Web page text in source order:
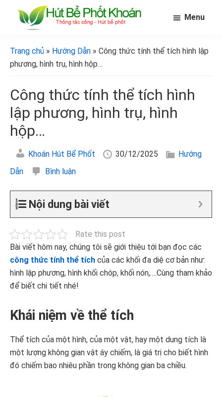
phốt
khoán]
bể
phốt
Menu
Trang chủ » Hướng Dẫn » Công thức tính thể tích hình lập
phương, hình trụ, hình hộp…
Công thức tính thể tích hình
lập phương, hình trụ, hình
hộp…
Khoán Hút Bể Phốt 30/12/2025
Hướng
Dẫn
Bình luận
Nội dung bài viết
Rate this post
Bài viết hôm nay, chúng tôi sẽ giới thiệu tới bạn đọc các
công thức tính thể tích của các khối đa diệ cơ bản như:
hình lập phương, hình khối chóp, khối nón,….Cùng tham khảo
để biết chi tiết nhé!
Khái niệm về thể tích
Thể tích của một hình, của một vật, hay một dung tích là
một lượng không gian vật áy chiếm, là giá trị cho biết hình
đó chiếm bao nhiêu phần trong không gian ba chiều.